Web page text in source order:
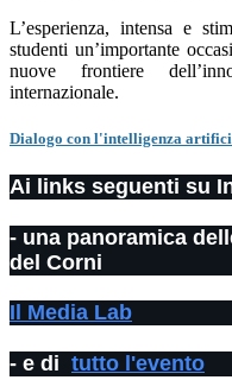
L’esperienza, intensa e
studenti un’importante
nuove frontiere
internazionale.
Dialogo con l'intelligenza
Ai links seguenti su
- una panoramica
del Corni
Il Media Lab
- e di tutto l'evento